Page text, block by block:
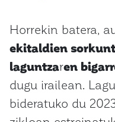
Horrekin batera,
ekitaldien
laguntzaren
dugu irailean.
bideratuko du